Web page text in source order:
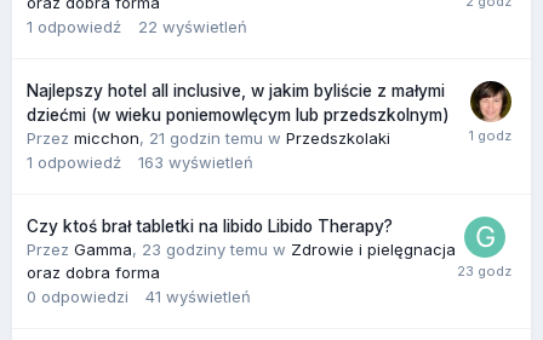
1 odpowiedź 22 wyświetleń
Najlepszy hotel all inclusive, w jakim byliście z małymi
dziećmi (w wieku poniemowlęcym lub przedszkolnym)
Przez micchon, 21 godzin temu w Przedszkolaki
1 odpowiedź 163 wyświetleń
Czy ktoś brał tabletki na libido Libido Therapy?
Przez Gamma, 23 godziny temu w Zdrowie i pielęgnacja
oraz dobra forma
0 odpowiedzi 41 wyświetleń